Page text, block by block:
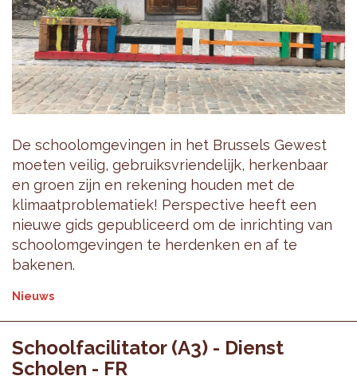
De schoolomgevingen in het Brussels Gewest
moeten veilig, gebruiksvriendelijk, herkenbaar
en groen zijn en rekening houden met de
klimaatproblematiek! Perspective heeft een
nieuwe gids gepubliceerd om de inrichting van
schoolomgevingen te herdenken en af te
bakenen.
Nieuws
Schoolfacilitator (A3) - Dienst
Scholen - FR